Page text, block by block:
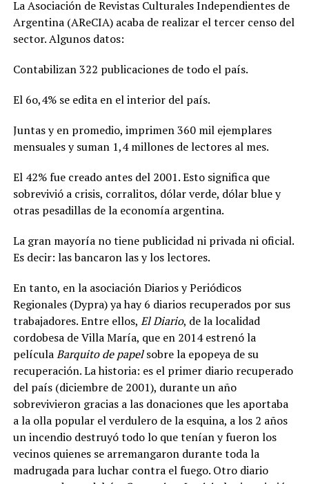
La Asociación de Revistas Culturales Independientes de
Argentina (AReCIA) acaba de realizar el tercer censo del
sector. Algunos datos:
Contabilizan 322 publicaciones de todo el país.
El 6o,4% se edita en el interior del país.
Juntas y en promedio, imprimen 360 mil ejemplares
mensuales y suman 1,4 millones de lectores al mes.
El 42% fue creado antes del 2001. Esto significa que
sobrevivió a crisis, corralitos, dólar verde, dólar blue y
otras pesadillas de la economía argentina.
La gran mayoría no tiene publicidad ni privada ni oficial.
Es decir: las bancaron las y los lectores.
En tanto, en la asociación Diarios y Periódicos
Regionales (Dypra) ya hay 6 diarios recuperados por sus
trabajadores. Entre ellos, El Diario, de la localidad
cordobesa de Villa María, que en 2014 estrenó la
películaBarquito de papelsobre la epopeya de su
recuperación. La historia: es el primer diario recuperado
del país (diciembre de 2001), durante un año
sobrevivieron gracias a las donaciones que les aportaba
a la olla popular el verdulero de la esquina, a los 2 años
un incendio destruyó todo lo que tenían y fueron los
vecinos quienes se arremangaron durante toda la
madrugada para luchar contra el fuego. Otro diario